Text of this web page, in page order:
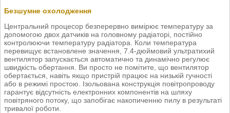
Безшумне охолодження
Центральний процесор безперервно вимірює температуру за
допомогою двох датчиків на головному радіаторі, постійно
контролюючи температуру радіатора. Коли температура
перевищує встановлене значення, 7.4-дюймовий ультратихий
вентилятор запускається автоматично та динамічно регулює
швидкість обертання. Ви просто не помітите, що вентилятор
обертається, навіть якщо пристрій працює на низькій гучності
або в режимі простою. Ізольована конструкція повітропроводу
гарантує відсутність електронних компонентів на шляху
повітряного потоку, що запобігає накопиченню пилу в результаті
тривалої роботи.